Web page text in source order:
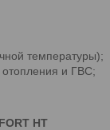
температуры);
отопления и ГВС;
HT